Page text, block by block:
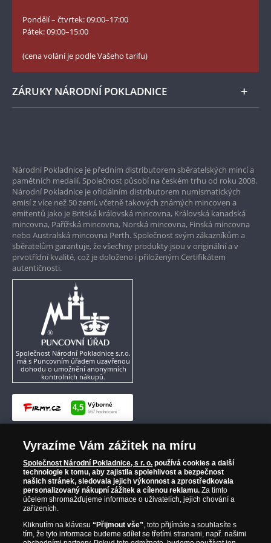
Numismatické novinky
Twitter Národní Pokladnice
LinkedIn Národní Pokladnice
Instagram Národní Pokladnice
Pondělí – čtvrtek: 09:00–17:00
Pátek: 09:00–15:00
(cena volání je podle Vašeho tarifu)
ZÁRUKY NÁRODNÍ POKLADNICE
Garance nejvyšší kvality
Pouze originální produkty
Národní Pokladnice je předním distributorem sběratelských mincí a
pamětních medailí. Společnost působí na českém trhu od roku 2008.
Národní Pokladnice je oficiálním distributorem numismatických
emisí z více než 50 zemí, včetně takových známých mincoven a
emitentů jako je Britská královská mincovna, Královská kanadská
mincovna, Pařížská mincovna, Norská mincovna, Finská mincovna
nebo Australská mincovna Perth. Společnost svým zákazníkům a
sběratelům garantuje, že všechny produkty jsou v originální a v
prvotřídní kvalitě, což je doloženo i přiloženým Certifikátem
autentičnosti.
Společnost Národní Pokladnice s.r.o.
má s Puncovním úřadem uzavřenou
dohodu o umožnění anonymních
kontrolních nákupů.
Vyrazíme Vám zážitek na míru
Společnost Národní Pokladnice, s r. o. používá cookies a další
technologie k tomu, aby zajistila spolehlivost a bezpečnost
našich stránek, sledovala jejich výkonnost a zprostředkovala
personalizovaný nákupní zážitek a cílenou reklamu. Za tímto
účelem shromažďujeme informace o uživatelích, jejich chování a
zařízeních.
Kliknutím na klávesu“Přijmout vše”, toto přijímáte a souhlasíte s
tím, že tyto informace budeme sdílet se třetími stranami, např. našimi